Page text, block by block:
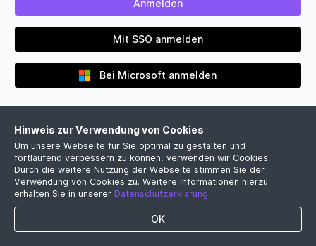
Mit SSO anmelden
Bei Microsoft anmelden
Noch kein Firmenkonto?
Jetzt kostenlose Demo vereinbaren
Hinweis zur Verwendung von Cookies
Um unsere Webseite für Sie optimal zu gestalten und
fortlaufend verbessern zu können, verwenden wir Cookies.
Durch die weitere Nutzung der Webseite stimmen Sie der
Verwendung von Cookies zu. Weitere Informationen hierzu
erhalten Sie in unserer Datenschutzerklärung.
OK